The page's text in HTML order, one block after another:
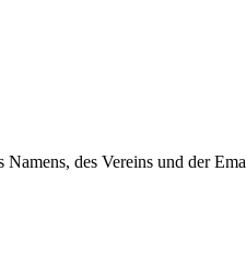
Namens, des Vereins und der